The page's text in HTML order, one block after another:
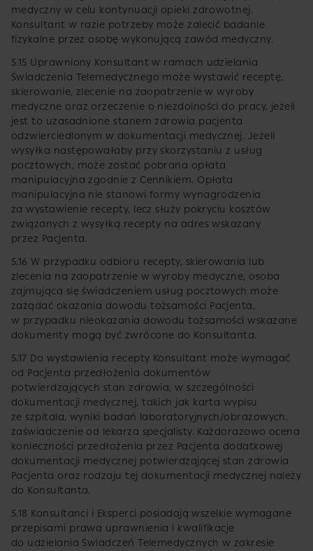
medyczny w celu kontynuacji opieki zdrowotnej.
Konsultant w razie potrzeby może zalecić badanie
fizykalne przez osobę wykonującą zawód medyczny.
5.15 Uprawniony Konsultant w ramach udzielania
Świadczenia Telemedycznego może wystawić receptę,
skierowanie, zlecenie na zaopatrzenie w wyroby
medyczne oraz orzeczenie o niezdolności do pracy, jeżeli
jest to uzasadnione stanem zdrowia pacjenta
odzwierciedlonym w dokumentacji medycznej. Jeżeli
wysyłka następowałaby przy skorzystaniu z usług
pocztowych, może zostać pobrana opłata
manipulacyjna zgodnie z Cennikiem. Opłata
manipulacyjna nie stanowi formy wynagrodzenia
za wystawienie recepty, lecz służy pokryciu kosztów
związanych z wysyłką recepty na adres wskazany
przez Pacjenta.
5.16 W przypadku odbioru recepty, skierowania lub
zlecenia na zaopatrzenie w wyroby medyczne, osoba
zajmująca się świadczeniem usług pocztowych może
zażądać okazania dowodu tożsamości Pacjenta,
w przypadku nieokazania dowodu tożsamości wskazane
dokumenty mogą być zwrócone do Konsultanta.
5.17 Do wystawienia recepty Konsultant może wymagać
od Pacjenta przedłożenia dokumentów
potwierdzających stan zdrowia, w szczególności
dokumentacji medycznej, takich jak karta wypisu
ze szpitala, wyniki badań laboratoryjnych/obrazowych,
zaświadczenie od lekarza specjalisty. Każdorazowo ocena
konieczności przedłożenia przez Pacjenta dodatkowej
dokumentacji medycznej potwierdzającej stan zdrowia
Pacjenta oraz rodzaju tej dokumentacji medycznej należy
do Konsultanta.
5.18 Konsultanci i Eksperci posiadają wszelkie wymagane
przepisami prawa uprawnienia i kwalifikacje
do udzielania Świadczeń Telemedycznych w zakresie